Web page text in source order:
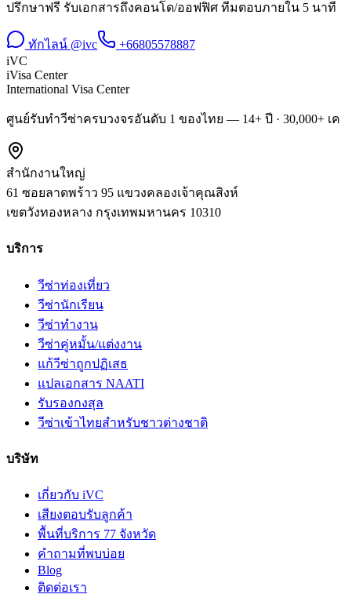
ปรึกษาฟรี รับเอกสารถึงคอนโด/ออฟฟิศ ทีมตอบภายใน 5 นาที
ทักไลน์ @ivc
+66805578887
iVC
iVisa Center
International Visa Center
ศูนย์รับทำวีซ่าครบวงจรอันดับ 1 ของไทย — 14+ ปี · 30,000+ เค
สำนักงานใหญ่
61 ซอยลาดพร้าว 95 แขวงคลองเจ้าคุณสิงห์
เขตวังทองหลาง กรุงเทพมหานคร 10310
บริการ
วีซ่าท่องเที่ยว
วีซ่านักเรียน
วีซ่าทำงาน
วีซ่าคู่หมั้น/แต่งงาน
แก้วีซ่าถูกปฏิเสธ
แปลเอกสาร NAATI
รับรองกงสุล
วีซ่าเข้าไทยสำหรับชาวต่างชาติ
บริษัท
เกี่ยวกับ iVC
เสียงตอบรับลูกค้า
พื้นที่บริการ 77 จังหวัด
คำถามที่พบบ่อย
Blog
ติดต่อเรา